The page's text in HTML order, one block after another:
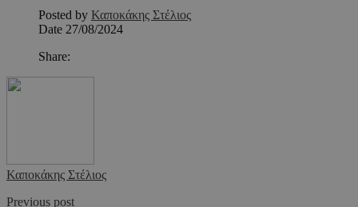
Posted by Καποκάκης Στέλιος
Date 27/08/2024
Share:
Καποκάκης Στέλιος
Previous post